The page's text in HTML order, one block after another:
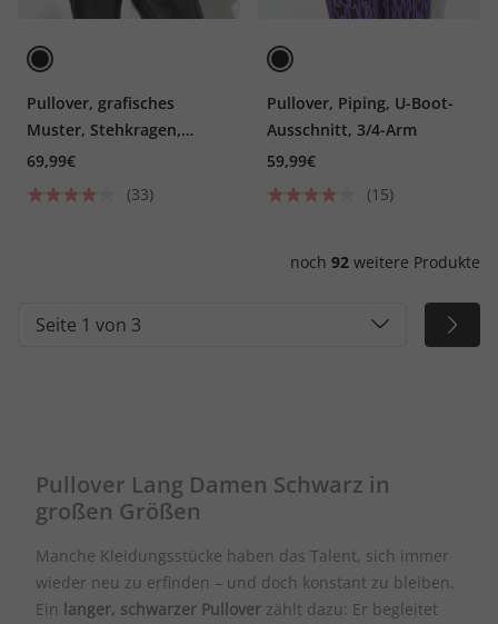
Pullover, grafisches
Muster, Stehkragen,
Langarm
69,99€
(33)
Pullover, Piping, U-Boot-
Ausschnitt, 3/4-Arm
59,99€
(15)
noch 92 weitere Produkte
Seite 1 von 3
Pullover Lang Damen Schwarz in
großen Größen
Manche Kleidungsstücke haben das Talent, sich immer
wieder neu zu erfinden – und doch konstant zu bleiben.
Ein langer, schwarzer Pullover zählt dazu: Er begleitet